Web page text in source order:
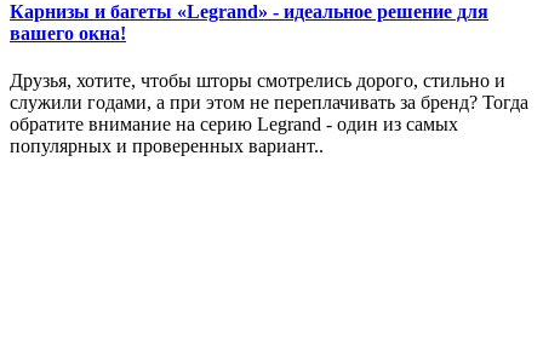
Карнизы и багеты «Legrand» - идеальное решение для
вашего окна!
Друзья, хотите, чтобы шторы смотрелись дорого, стильно и
служили годами, а при этом не переплачивать за бренд? Тогда
обратите внимание на серию Legrand - один из самых
популярных и проверенных вариант..